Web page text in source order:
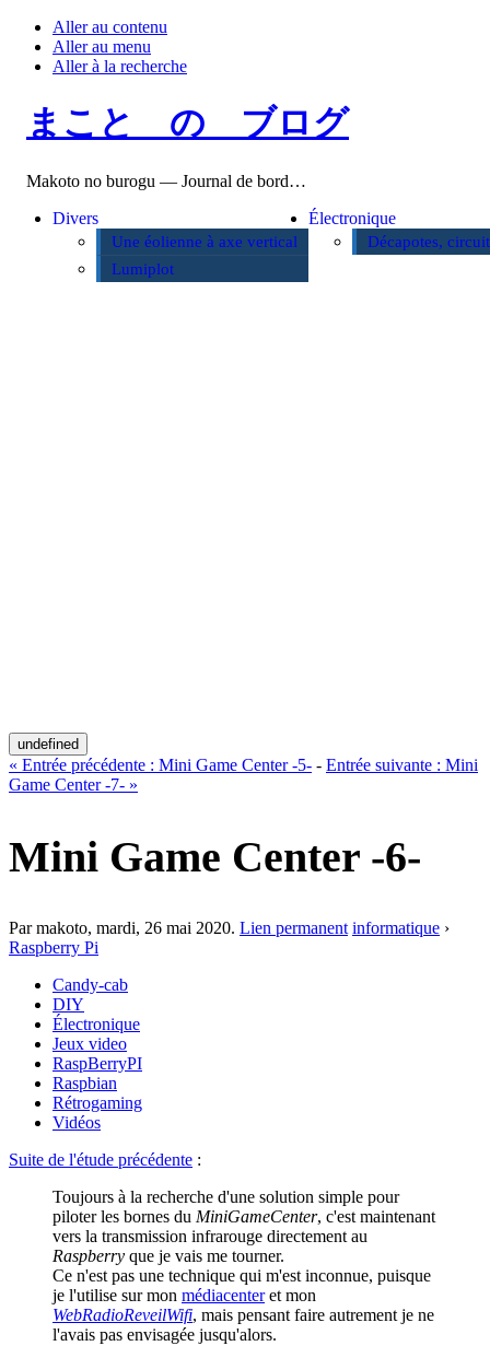
Aller au contenu
Aller au menu
Aller à la recherche
まこと の ブログ
Makoto no burogu — Journal de bord…
Divers
Une éolienne à axe vertical
Lumiplot
Électronique
Décapotes,
undefined
« Entrée précédente : Mini Game Center -5- - Entrée suivante : Mini
Game Center -7- »
Mini Game Center -6-
Par makoto, mardi, 26 mai 2020. Lien permanent informatique ›
Raspberry Pi
Candy-cab
DIY
Électronique
Jeux video
RaspBerryPI
Raspbian
Rétrogaming
Vidéos
Suite de l'étude précédente :
Toujours à la recherche d'une solution simple pour
piloter les bornes du MiniGameCenter, c'est maintenant
vers la transmission infrarouge directement au
Raspberry que je vais me tourner.
Ce n'est pas une technique qui m'est inconnue, puisque
je l'utilise sur mon médiacenteret mon
WebRadioReveilWifi, mais pensant faire autrement je ne
l'avais pas envisagée jusqu'alors.